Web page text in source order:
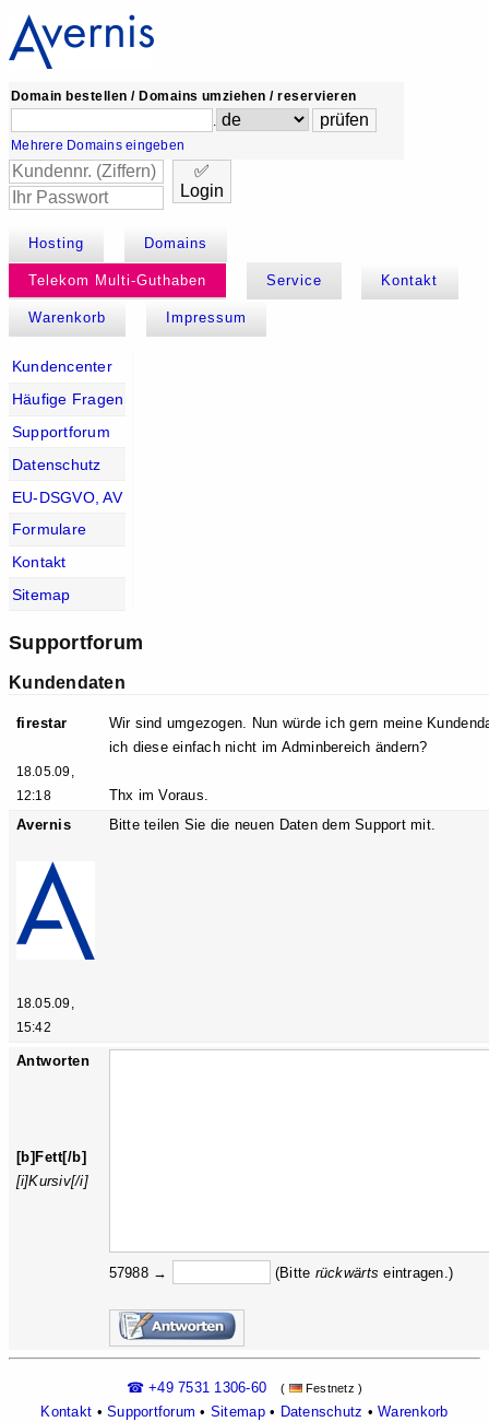
Domain bestellen / Domains umziehen / reservieren
.
Mehrere Domains eingeben
✅
Login
Hosting Domains
Telekom Multi-Guthaben Service Kontakt
Warenkorb Impressum
Kundencenter
Häufige Fragen
Supportforum
Datenschutz
EU-DSGVO, AV
Formulare
Kontakt
Sitemap
Supportforum
Kundendaten
firestar
18.05.09,
12:18
Wir sind umgezogen. Nun würde ich gern meine
ich diese einfach nicht im Adminbereich ändern?
Thx im Voraus.
Avernis
18.05.09,
15:42
Bitte teilen Sie die neuen Daten dem Support mit.
Antworten
[b]Fett[/b]
[i]Kursiv[/i]
57988 → (Bitte rückwärts eintragen.)
☎ +49 7531 1306-60 ( Festnetz )
Kontakt •Supportforum • Sitemap• Datenschutz •Warenkorb